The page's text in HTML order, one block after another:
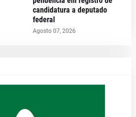
candidatura a deputado
federal
Agosto 07, 2026